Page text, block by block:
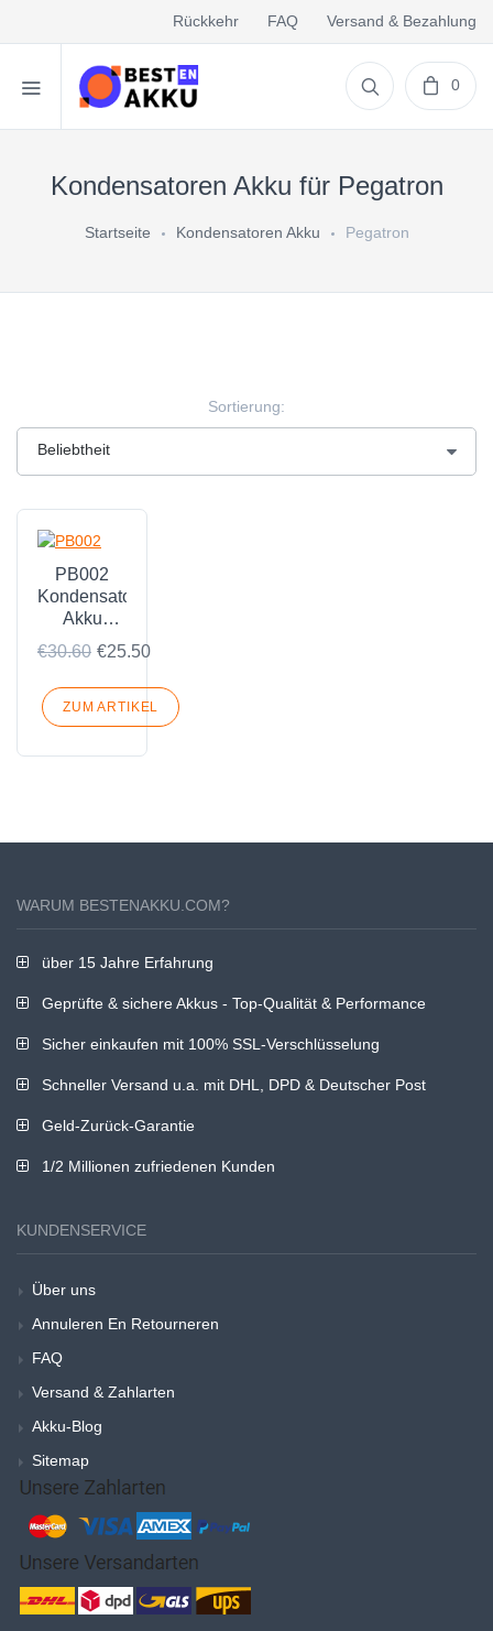
Rückkehr FAQ Versand & Bezahlung
0
Kondensatoren Akku für Pegatron
Startseite Kondensatoren Akku Pegatron
Sortierung:
PB002
Kondensatoren
Akku
Passend
für
Pegatron
PB002
CABLE
€30.60 €25.50
ZUM ARTIKEL
WARUM BESTENAKKU.COM?
über 15 Jahre Erfahrung
Geprüfte & sichere Akkus - Top-Qualität & Performance
Sicher einkaufen mit 100% SSL-Verschlüsselung
Schneller Versand u.a. mit DHL, DPD & Deutscher Post
Geld-Zurück-Garantie
1/2 Millionen zufriedenen Kunden
KUNDENSERVICE
Über uns
Annuleren En Retourneren
FAQ
Versand & Zahlarten
Akku-Blog
Sitemap